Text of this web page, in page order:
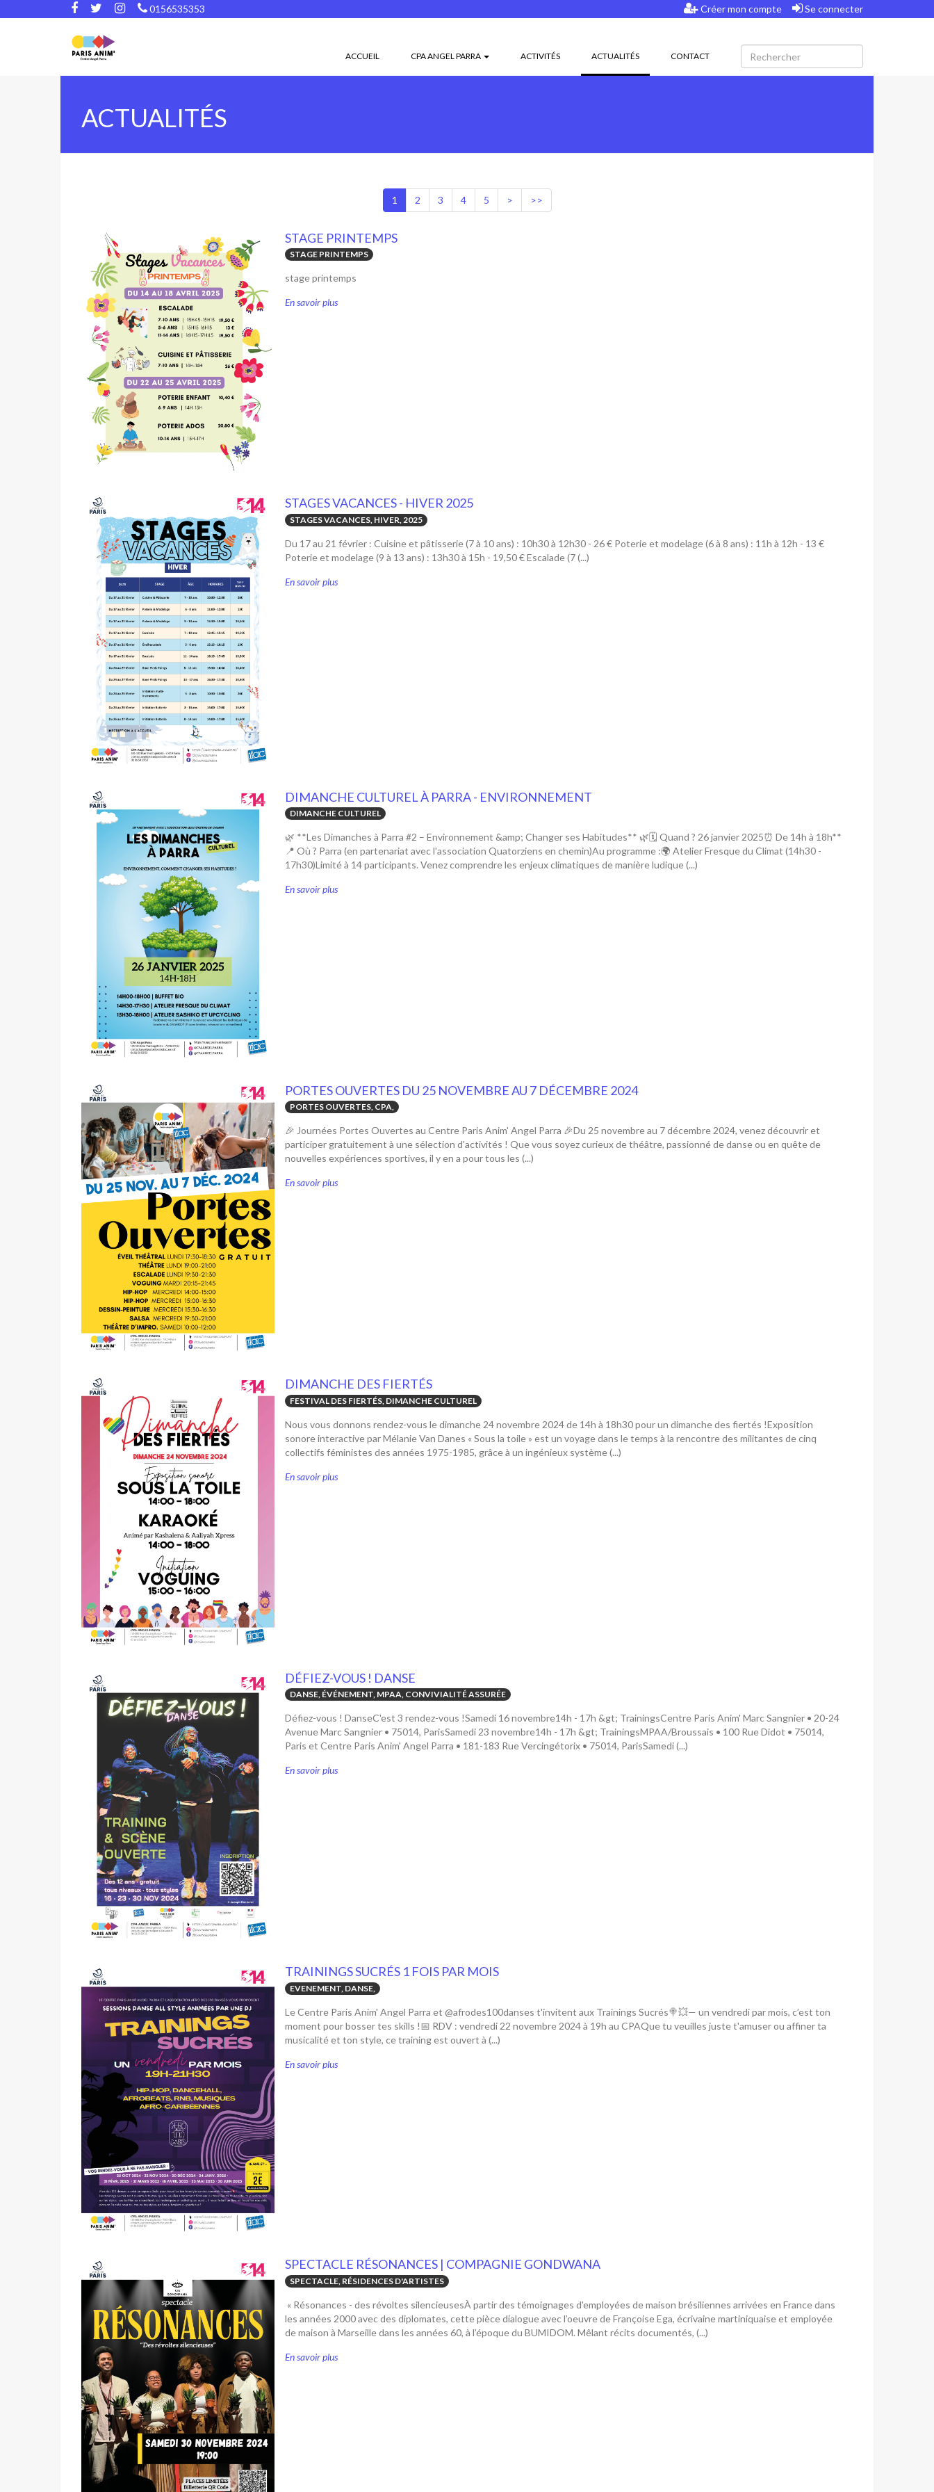
0156535353 Créer mon compte Se connecter
ACCUEIL CPA ANGEL PARRA ACTIVITÉS ACTUALITÉS(CURRENT)CONTACT
ACTUALITÉS
1 2 3 4 5 > >>
STAGE PRINTEMPS
STAGE PRINTEMPS
stage printemps
En savoir plus
STAGES VACANCES - HIVER 2025
STAGES VACANCES, HIVER, 2025
Du 17 au 21 février : Cuisine et pâtisserie (7 à 10 ans) : 10h30 à 12h30 - 26 € Poterie et modelage (6 à 8 ans) : 11h à 12h - 13 €
Poterie et modelage (9 à 13 ans) : 13h30 à 15h - 19,50 € Escalade (7 (...)
En savoir plus
DIMANCHE CULTUREL À PARRA - ENVIRONNEMENT
DIMANCHE CULTUREL
🌿 **Les Dimanches à Parra #2 – Environnement &amp; Changer ses Habitudes** 🌿🗓 Quand ? 26 janvier 2025⏰ De 14h à 18h**
📍 Où ? Parra (en partenariat avec l'association Quatorziens en chemin)Au programme :🌍 Atelier Fresque du Climat (14h30 -
17h30)Limité à 14 participants. Venez comprendre les enjeux climatiques de manière ludique (...)
En savoir plus
PORTES OUVERTES DU 25 NOVEMBRE AU 7 DÉCEMBRE 2024
PORTES OUVERTES, CPA,
🎉 Journées Portes Ouvertes au Centre Paris Anim' Angel Parra 🎉Du 25 novembre au 7 décembre 2024, venez découvrir et
participer gratuitement à une sélection d'activités ! Que vous soyez curieux de théâtre, passionné de danse ou en quête de
nouvelles expériences sportives, il y en a pour tous les (...)
En savoir plus
DIMANCHE DES FIERTÉS
FESTIVAL DES FIERTÉS, DIMANCHE CULTUREL
Nous vous donnons rendez-vous le dimanche 24 novembre 2024 de 14h à 18h30 pour un dimanche des fiertés !Exposition
sonore interactive par Mélanie Van Danes « Sous la toile » est un voyage dans le temps à la rencontre des militantes de cinq
collectifs féministes des années 1975-1985, grâce à un ingénieux système (...)
En savoir plus
DÉFIEZ-VOUS ! DANSE
DANSE, ÉVÉNEMENT, MPAA, CONVIVIALITÉ ASSURÉE
Défiez-vous ! DanseC'est 3 rendez-vous !Samedi 16 novembre14h - 17h &gt; TrainingsCentre Paris Anim' Marc Sangnier • 20-24
Avenue Marc Sangnier • 75014, ParisSamedi 23 novembre14h - 17h &gt; TrainingsMPAA/Broussais • 100 Rue Didot • 75014,
Paris et Centre Paris Anim' Angel Parra • 181-183 Rue Vercingétorix • 75014, ParisSamedi (...)
En savoir plus
TRAININGS SUCRÉS 1 FOIS PAR MOIS
EVENEMENT, DANSE,
Le Centre Paris Anim' Angel Parra et @afrodes100danses t'invitent aux Trainings Sucrés🍭💥— un vendredi par mois, c’est ton
moment pour bosser tes skills !📅 RDV : vendredi 22 novembre 2024 à 19h au CPAQue tu veuilles juste t'amuser ou affiner ta
musicalité et ton style, ce training est ouvert à (...)
En savoir plus
SPECTACLE RÉSONANCES | COMPAGNIE GONDWANA
SPECTACLE, RÉSIDENCES D'ARTISTES
« Résonances - des révoltes silencieusesÀ partir des témoignages d'employées de maison brésiliennes arrivées en France dans
les années 2000 avec des diplomates, cette pièce dialogue avec l’oeuvre de Françoise Ega, écrivaine martiniquaise et employée
de maison à Marseille dans les années 60, à l’époque du BUMIDOM. Mêlant récits documentés, (...)
En savoir plus